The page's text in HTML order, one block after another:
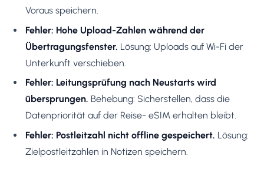
Voraus speichern.
Fehler: Hohe Upload-Zahlen während der
Übertragungsfenster. Lösung: Uploads auf Wi-Fi der
Unterkunft verschieben.
Fehler: Leitungsprüfung nach Neustarts wird
übersprungen. Behebung: Sicherstellen, dass die
Datenpriorität auf der Reise- eSIM erhalten bleibt.
Fehler: Postleitzahl nicht offline gespeichert. Lösung:
Zielpostleitzahlen in Notizen speichern.